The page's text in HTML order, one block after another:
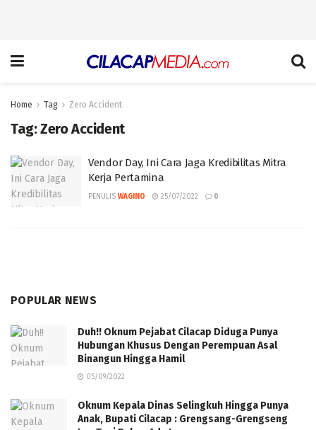
Home Tag Zero Accident
Tag:Zero Accident
Vendor Day, Ini Cara Jaga Kredibilitas Mitra
Kerja Pertamina
PENULIS WAGINO 25/07/2022 0
POPULAR NEWS
Duh!! Oknum Pejabat Cilacap Diduga Punya
Hubungan Khusus Dengan Perempuan Asal
Binangun Hingga Hamil
05/09/2022
Oknum Kepala Dinas Selingkuh Hingga Punya
Anak, Bupati Cilacap : Grengsang-Grengseng